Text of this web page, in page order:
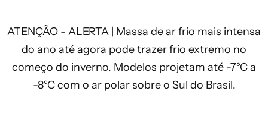
ATENÇÃO - ALERTA | Massa de ar frio mais intensa
do ano até agora pode trazer frio extremo no
começo do inverno. Modelos projetam até -7°C a
-8°C com o ar polar sobre o Sul do Brasil.